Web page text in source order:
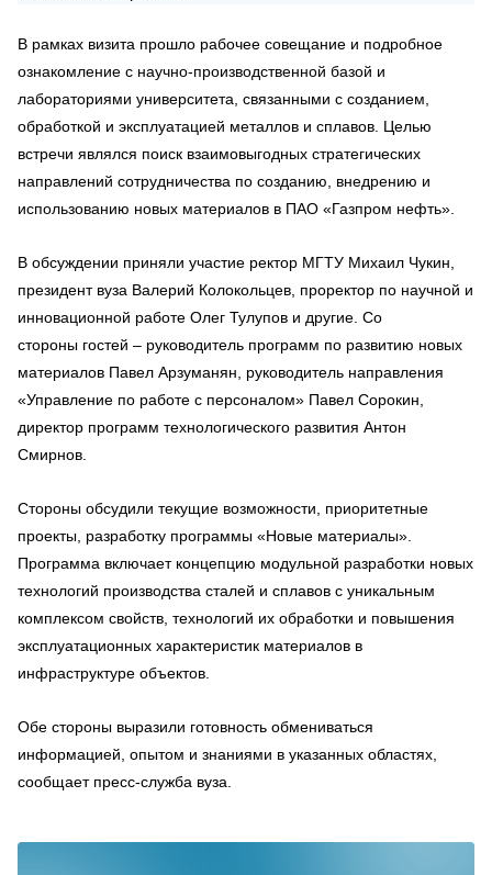
В рамках визита прошло рабочее совещание и подробное
ознакомление с научно-производственной базой и
лабораториями университета, связанными с созданием,
обработкой и эксплуатацией металлов и сплавов. Целью
встречи являлся поиск взаимовыгодных стратегических
направлений сотрудничества по созданию, внедрению и
использованию новых материалов в ПАО «Газпром нефть».
В обсуждении приняли участие ректор МГТУ Михаил Чукин,
президент вуза Валерий Колокольцев, проректор по научной и
инновационной работе Олег Тулупов и другие. Со
стороны гостей – руководитель программ по развитию новых
материалов Павел Арзуманян, руководитель направления
«Управление по работе с персоналом» Павел Сорокин,
директор программ технологического развития Антон
Смирнов.
Стороны обсудили текущие возможности, приоритетные
проекты, разработку программы «Новые материалы».
Программа включает концепцию модульной разработки новых
технологий производства сталей и сплавов с уникальным
комплексом свойств, технологий их обработки и повышения
эксплуатационных характеристик материалов в
инфраструктуре объектов.
Обе стороны выразили готовность обмениваться
информацией, опытом и знаниями в указанных областях,
сообщает пресс-служба вуза.